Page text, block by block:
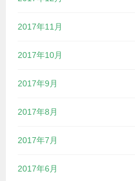
2017年11月
2017年10月
2017年9月
2017年8月
2017年7月
2017年6月